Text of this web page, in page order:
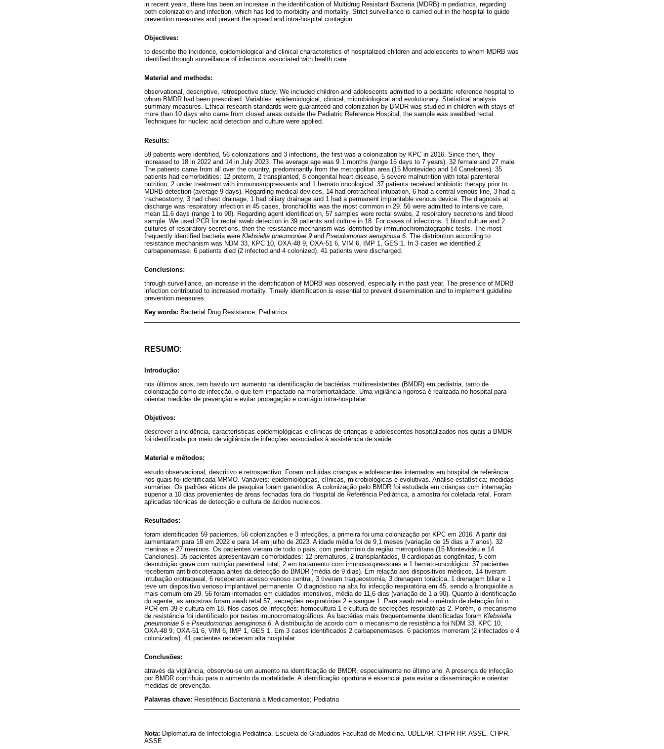
in recent years, there has been an increase in the identification of Multidrug Resistant Bacteria (MDRB) in pediatrics, regarding
both colonization and infection, which has led to morbidity and mortality. Strict surveillance is carried out in the hospital to guide
prevention measures and prevent the spread and intra-hospital contagion.
Objectives:
to describe the incidence, epidemiological and clinical characteristics of hospitalized children and adolescents to whom MDRB was
identified through surveillance of infections associated with health care.
Material and methods:
observational, descriptive, retrospective study. We included children and adolescents admitted to a pediatric reference hospital to
whom BMDR had been prescribed. Variables: epidemiological, clinical, microbiological and evolutionary. Statistical analysis:
summary measures. Ethical research standards were guaranteed and colonization by BMDR was studied in children with stays of
more than 10 days who came from closed areas outside the Pediatric Reference Hospital, the sample was swabbed rectal.
Techniques for nucleic acid detection and culture were applied.
Results:
59 patients were identified, 56 colonizations and 3 infections, the first was a colonization by KPC in 2016. Since then, they
increased to 18 in 2022 and 14 in July 2023. The average age was 9.1 months (range 15 days to 7 years). 32 female and 27 male.
The patients came from all over the country, predominantly from the metropolitan area (15 Montevideo and 14 Canelones). 35
patients had comorbidities: 12 preterm, 2 transplanted, 8 congenital heart disease, 5 severe malnutrition with total parenteral
nutrition, 2 under treatment with immunosuppressants and 1 hemato oncological. 37 patients received antibiotic therapy prior to
MDRB detection (average 9 days). Regarding medical devices, 14 had orotracheal intubation, 6 had a central venous line, 3 had a
tracheostomy, 3 had chest drainage, 1 had biliary drainage and 1 had a permanent implantable venous device. The diagnosis at
discharge was respiratory infection in 45 cases, bronchiolitis was the most common in 29. 56 were admitted to intensive care,
mean 11.6 days (range 1 to 90). Regarding agent identification, 57 samples were rectal swabs, 2 respiratory secretions and blood
sample. We used PCR for rectal swab detection in 39 patients and culture in 18. For cases of infections: 1 blood culture and 2
cultures of respiratory secretions, then the resistance mechanism was identified by immunochromatographic tests. The most
frequently identified bacteria were Klebsiella pneumoniae 9 and Pseudomonas aeruginosa 6 . The distribution according to
resistance mechanism was NDM 33, KPC 10, OXA-48 9, OXA-51 6, VIM 6, IMP 1, GES 1. In 3 cases we identified 2
carbapenemase. 6 patients died (2 infected and 4 colonized). 41 patients were discharged.
Conclusions:
through surveillance, an increase in the identification of MDRB was observed, especially in the past year. The presence of MDRB
infection contributed to increased mortality. Timely identification is essential to prevent dissemination and to implement guideline
prevention measures.
Key words: Bacterial Drug Resistance; Pediatrics
RESUMO:
Introdução:
nos últimos anos, tem havido um aumento na identificação de bactérias multirresistentes (BMDR) em pediatria, tanto de
colonização como de infecção, o que tem impactado na morbimortalidade. Uma vigilância rigorosa é realizada no hospital para
orientar medidas de prevenção e evitar propagação e contágio intra-hospitalar.
Objetivos:
descrever a incidência, características epidemiológicas e clínicas de crianças e adolescentes hospitalizados nos quais a BMDR
foi identificada por meio de vigilância de infecções associadas à assistência de saúde.
Material e métodos:
estudo observacional, descritivo e retrospectivo. Foram incluídas crianças e adolescentes internados em hospital de referência
nos quais foi identificada MRMO. Variáveis: epidemiológicas, clínicas, microbiológicas e evolutivas. Análise estatística: medidas
sumárias. Os padrões éticos de pesquisa foram garantidos. A colonização pelo BMDR foi estudada em crianças com internação
superior a 10 dias provenientes de áreas fechadas fora do Hospital de Referência Pediátrica, a amostra foi coletada retal. Foram
aplicadas técnicas de detecção e cultura de ácidos nucleicos.
Resultados:
foram identificados 59 pacientes, 56 colonizações e 3 infecções, a primeira foi uma colonização por KPC em 2016. A partir daí
aumentaram para 18 em 2022 e para 14 em julho de 2023. A idade média foi de 9,1 meses (variação de 15 dias a 7 anos). 32
meninas e 27 meninos. Os pacientes vieram de todo o país, com predomínio da região metropolitana (15 Montevidéu e 14
Canelones). 35 pacientes apresentavam comorbidades: 12 prematuros, 2 transplantados, 8 cardiopatias congênitas, 5 com
desnutrição grave com nutrição parenteral total, 2 em tratamento com imunossupressores e 1 hemato-oncológico. 37 pacientes
receberam antibioticoterapia antes da detecção do BMDR (média de 9 dias). Em relação aos dispositivos médicos, 14 tiveram
intubação orotraqueal, 6 receberam acesso venoso central, 3 tiveram traqueostomia, 3 drenagem torácica, 1 drenagem biliar e 1
teve um dispositivo venoso implantável permanente. O diagnóstico na alta foi infecção respiratória em 45, sendo a bronquiolite a
mais comum em 29. 56 foram internados em cuidados intensivos, média de 11,6 dias (variação de 1 a 90). Quanto à identificação
do agente, as amostras foram swab retal 57, secreções respiratórias 2 e sangue 1. Para swab retal o método de detecção foi o
PCR em 39 e cultura em 18. Nos casos de infecções: hemocultura 1 e cultura de secreções respiratórias 2. Porém, o mecanismo
de resistência foi identificado por testes imunocromatográficos. As bactérias mais frequentemente identificadas foram Klebsiella
pneumoniae 9 e Pseudomonas aeruginosa 6 . A distribuição de acordo com o mecanismo de resistência foi NDM 33, KPC 10,
OXA-48 9, OXA-51 6, VIM 6, IMP 1, GES 1. Em 3 casos identificados 2 carbapenemases. 6 pacientes morreram (2 infectados e 4
colonizados). 41 pacientes receberam alta hospitalar.
Conclusões:
através da vigilância, observou-se um aumento na identificação de BMDR, especialmente no último ano. A presença de infecção
por BMDR contribuiu para o aumento da mortalidade. A identificação oportuna é essencial para evitar a disseminação e orientar
medidas de prevenção.
Palavras chave: Resistência Bacteriana a Medicamentos; Pediatria
Nota: Diplomatura de Infectología Pediátrica. Escuela de Graduados Facultad de Medicina. UDELAR. CHPR-HP. ASSE. CHPR.
ASSE